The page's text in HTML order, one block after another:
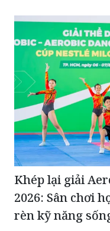
Khép lại giải
2026: Sân chơi
rèn kỹ năng